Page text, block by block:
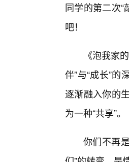
同学的第二次
吧！
《泡我家
伴”与“成长”的
逐渐融入你的
为一种“共享”。
你们不再